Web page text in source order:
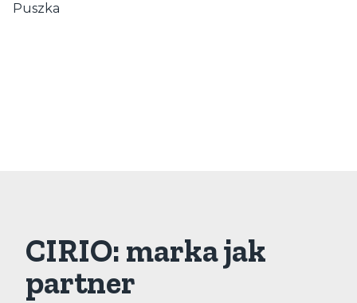
Puszka
CIRIO: marka jak
partner